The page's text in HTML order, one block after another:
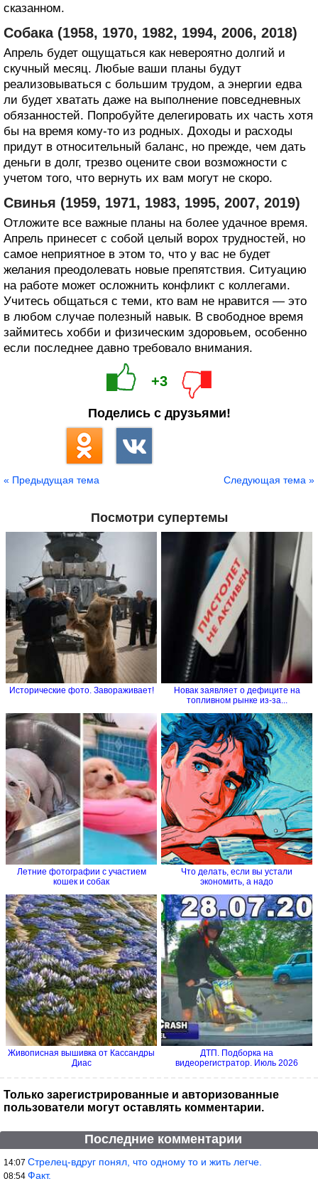
сказанном.
Собака (1958, 1970, 1982, 1994, 2006, 2018)
Апрель будет ощущаться как невероятно долгий и
скучный месяц. Любые ваши планы будут
реализовываться с большим трудом, а энергии едва
ли будет хватать даже на выполнение повседневных
обязанностей. Попробуйте делегировать их часть хотя
бы на время кому-то из родных. Доходы и расходы
придут в относительный баланс, но прежде, чем дать
деньги в долг, трезво оцените свои возможности с
учетом того, что вернуть их вам могут не скоро.
Свинья (1959, 1971, 1983, 1995, 2007, 2019)
Отложите все важные планы на более удачное время.
Апрель принесет с собой целый ворох трудностей, но
самое неприятное в этом то, что у вас не будет
желания преодолевать новые препятствия. Ситуацию
на работе может осложнить конфликт с коллегами.
Учитесь общаться с теми, кто вам не нравится — это
в любом случае полезный навык. В свободное время
займитесь хобби и физическим здоровьем, особенно
если последнее давно требовало внимания.
+3
Поделись с друзьями!
« Предыдущая тема Следующая тема »
Посмотри супертемы
Исторические фото. Завораживает!
Новак заявляет о дефиците на
топливном рынке из-за...
Летние фотографии с участием
кошек и собак
Что делать, если вы устали
экономить, а надо
Живописная вышивка от Кассандры
Диас
ДТП. Подборка на
видеорегистратор. Июль 2026
Только зарегистрированные и авторизованные
пользователи могут оставлять комментарии.
Последние комментарии
14:07 Стрелец-вдруг понял, что одному то и жить легче.
08:54 Факт.